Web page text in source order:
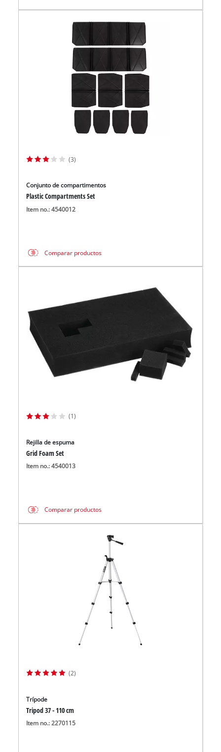
(3)
Conjunto de compartimentos
Plastic Compartments Set
Item no.: 4540012
Comparar productos
(1)
Rejilla de espuma
Grid Foam Set
Item no.: 4540013
Comparar productos
(2)
Trípode
Tripod 37 - 110 cm
Item no.: 2270115